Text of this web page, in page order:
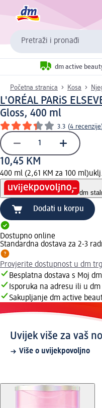
Pretraži i pronađi
dm active
Početna stranica Kosa
L'ORÉAL PARiS
Gloss, 400 ml
3.3 (4 recenzije
10,45 KM
400 ml (2,61 KM za 100 ml)
dm
Dodati u korpu
Dostupno online
Standardna dostava za 2-3
Provjerite dostupnost u dm
Besplatna dostava s Moj
Isporuka na adresu ili u
Sakupljanje dm active
Uvijek više za vaš
Više o uvijekpovoljno